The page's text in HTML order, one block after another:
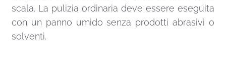
scala. La pulizia ordinaria deve essere eseguita
con un panno umido senza prodotti abrasivi o
solventi.